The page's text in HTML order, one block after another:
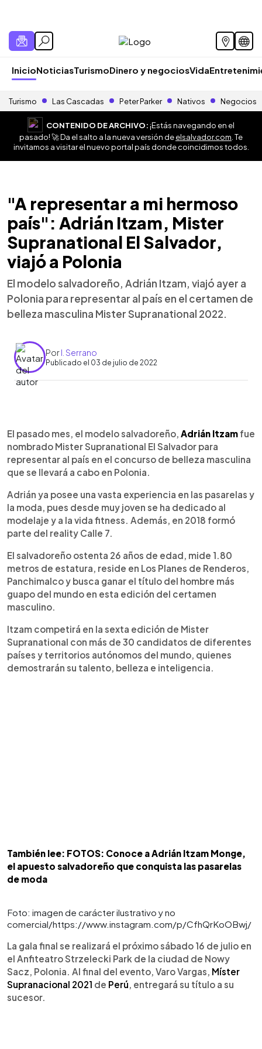
InicioNoticiasTurismoDinero y negociosVida
Turismo Las Cascadas Peter Parker Nativos Negocios
CONTENIDO DE ARCHIVO:¡Estás navegando en el
pasado! 🚀 Da el salto a la nueva versión deelsalvador.com . Te
invitamos a visitar el nuevo portal país donde coincidimos todos.
"A representar a mi hermoso
país": Adrián Itzam, Mister
Supranational El Salvador,
viajó a Polonia
El modelo salvadoreño, Adrián Itzam, viajó ayer a
Polonia para representar al país en el certamen de
belleza masculina Mister Supranational 2022.
PorI. Serrano
Publicado el 03 de julio de 2022
► Escuchar artículo
El pasado mes, el modelo salvadoreño, Adrián Itzam fue
nombrado Mister Supranational El Salvador para
representar al país en el concurso de belleza masculina
que se llevará a cabo en Polonia.
Adrián ya posee una vasta experiencia en las pasarelas y
la moda, pues desde muy joven se ha dedicado al
modelaje y a la vida fitness. Además, en 2018 formó
parte del reality Calle 7.
El salvadoreño ostenta 26 años de edad, mide 1.80
metros de estatura, reside en Los Planes de Renderos,
Panchimalco y busca ganar el título del hombre más
guapo del mundo en esta edición del certamen
masculino.
Itzam competirá en la sexta edición de Mister
Supranational con más de 30 candidatos de diferentes
países y territorios autónomos del mundo, quienes
demostrarán su talento, belleza e inteligencia.
También lee: FOTOS: Conoce a Adrián Itzam Monge,
el apuesto salvadoreño que conquista las pasarelas
de moda
Foto: imagen de carácter ilustrativo y no
comercial/https://www.instagram.com/p/CfhQrKoOBwj/
La gala final se realizará el próximo sábado 16 de julio en
el Anfiteatro Strzelecki Park de la ciudad de Nowy
Sacz, Polonia. Al final del evento, Varo Vargas, Míster
Supranacional 2021 de Perú, entregará su título a su
sucesor.